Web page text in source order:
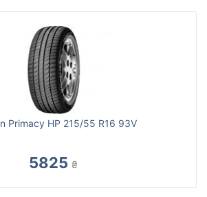
Primacy HP 215/55 R16 93V
5825 ₴